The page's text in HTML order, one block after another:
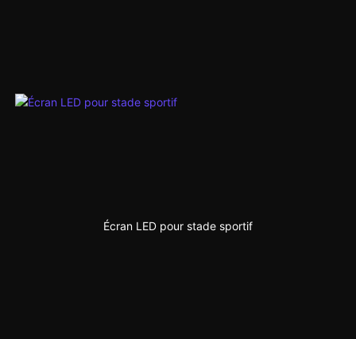
Écran LED pour stade sportif